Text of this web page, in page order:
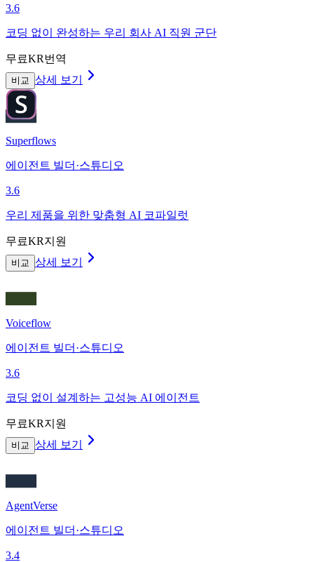
3.6
코딩 없이 완성하는 우리 회사 AI 직원 군단
무료KR번역
비교 상세 보기
Superflows
에이전트 빌더·스튜디오
3.6
우리 제품을 위한 맞춤형 AI 코파일럿
무료KR지원
비교 상세 보기
Voiceflow
에이전트 빌더·스튜디오
3.6
코딩 없이 설계하는 고성능 AI 에이전트
무료KR지원
비교 상세 보기
AgentVerse
에이전트 빌더·스튜디오
3.4